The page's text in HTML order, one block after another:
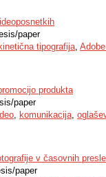
paper
kinetična tipografija,
produkta
paper
, komunikacija,
v časovnih
paper